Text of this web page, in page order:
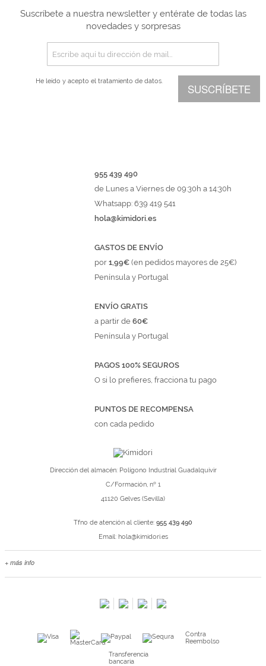
Suscríbete a nuestra newsletter y entérate de todas las
novedades y sorpresas
SUSCRÍBETE
He leído y acepto el tratamiento de datos.
955 439 490
de Lunes a Viernes de 09:30h a 14:30h
Whatsapp: 639 419 541
hola@kimidori.es
GASTOS DE ENVÍO
por1,99€(en pedidos mayores de 25€)
Península y Portugal
ENVÍO GRATIS
a partir de60€
Península y Portugal
PAGOS 100% SEGUROS
O si lo prefieres, fracciona tu pago
PUNTOS DE RECOMPENSA
con cada pedido
Dirección del almacén: Polígono Industrial Guadalquivir
C/Formación, nº 1
41120 Gelves (Sevilla)
Tfno de atención al cliente: 955 439 490
Email: hola@kimidori.es
+ más info
Kimidori PRINT, nuestro servicio de impresión de fotos
Contra
Reembolso
Transferencia
bancaria